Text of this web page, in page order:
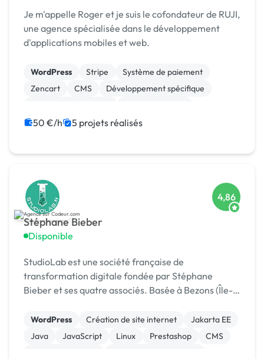
Je m'appelle Roger et je suis le cofondateur de RUJI,
une agence spécialisée dans le développement
d'applications mobiles et web.
WordPress Stripe
Système de paiement
Zencart
CMS
Développement spécifique
Landing page
Migration ou refonte de site
50 €/h 5 projets réalisés
Stéphane Bieber
Disponible
4,86
StudioLab est une société française de
transformation digitale fondée par Stéphane
Bieber et ses quatre associés. Basée à Bezons (Île-
ans les entrepr
WordPress Création de site internet
Jakarta EE
Java
JavaScript Linux Prestashop
CMS